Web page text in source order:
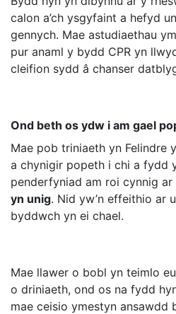
calon a’ch ysgyfaint a hefyd
gennych. Mae astudiaethau
pur anaml y bydd CPR yn
cleifion sydd â chanser
Ond beth os ydw i am gael
Mae pob triniaeth yn Felindre
a chynigir popeth i chi a fydd
penderfyniad am roi cynnig ar
yn unig. Nid yw’n effeithio ar
byddwch yn ei chael.
Mae llawer o bobl yn teimlo
o driniaeth, ond os na fydd
mae ceisio ymestyn